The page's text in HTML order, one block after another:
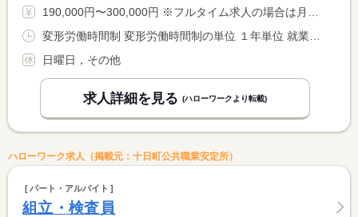
190,000円〜300,000円 ※フルタイム求人の場合は月額（換算額）、パート求人の場合は時間額を表示しています。
日曜日，その他
求人詳細を見る (ハローワークより転載)
ハローワーク求人（掲載元：十日町公共職業安定所）
パート・アルバイト
組立・検査員